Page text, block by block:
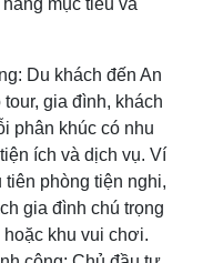
mục tiêu và
Du khách đến An
gia đình, khách
phân khúc có nhu
ích và dịch vụ. Ví
phòng tiện nghi,
gia đình chú trọng
khu vui chơi.